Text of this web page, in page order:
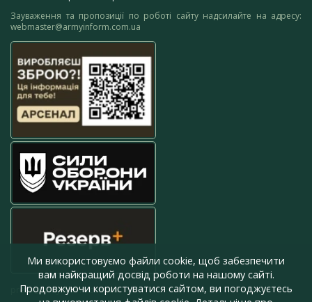
Зауваження та пропозиції по роботі сайту надсилайте на адресу:
webmaster@armyinform.com.ua
press@armyinform.com.ua
Ми використовуємо файли cookie, щоб забезпечити
вам найкращий досвід роботи на нашому сайті.
Продовжуючи користуватися сайтом, ви погоджуєтесь